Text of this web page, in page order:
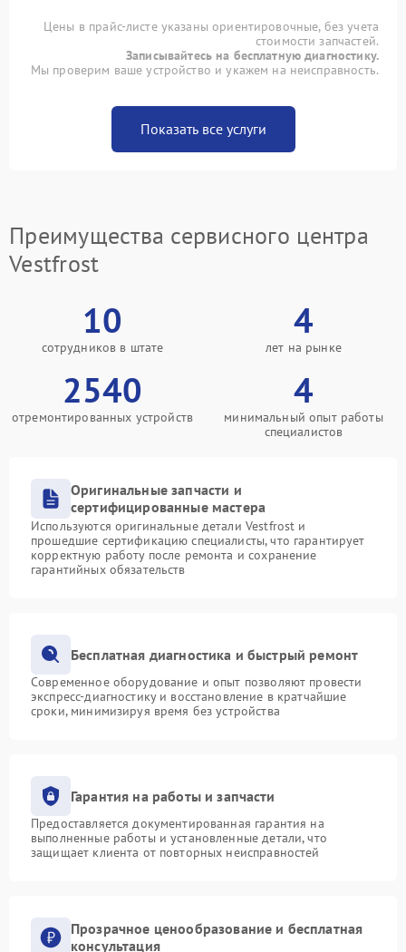
Цены в прайс-листе указаны ориентировочные, без учета
стоимости запчастей.
Записывайтесь на бесплатную диагностику.
Мы проверим ваше устройство и укажем на неисправность.
Показать все услуги
Преимущества сервисного центра
Vestfrost
10
сотрудников в штате
4
лет на рынке
2540
отремонтированных устройств
4
минимальный опыт работы
специалистов
Оригинальные запчасти и
сертифицированные мастера
Используются оригинальные детали Vestfrost и
прошедшие сертификацию специалисты, что гарантирует
корректную работу после ремонта и сохранение
гарантийных обязательств
Бесплатная диагностика и быстрый ремонт
Современное оборудование и опыт позволяют провести
экспресс-диагностику и восстановление в кратчайшие
сроки, минимизируя время без устройства
Гарантия на работы и запчасти
Предоставляется документированная гарантия на
выполненные работы и установленные детали, что
защищает клиента от повторных неисправностей
Прозрачное ценообразование и бесплатная
консультация